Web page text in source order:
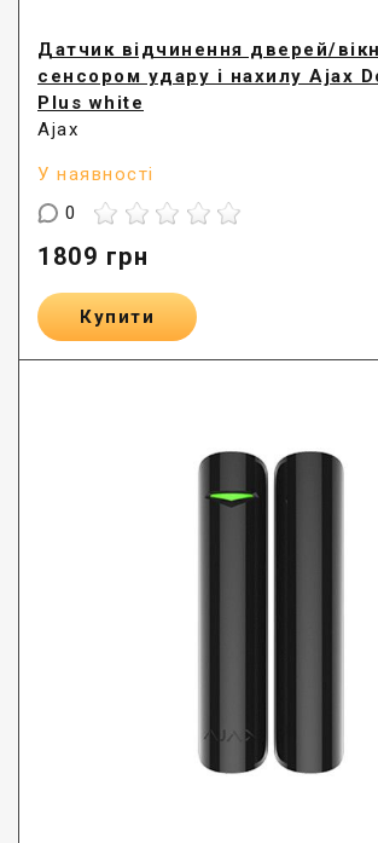
Датчик відчинення дверей/
сенсором удару і нахилу Ajax
Plus white
Ajax
У наявності
0
1809 грн
Купити